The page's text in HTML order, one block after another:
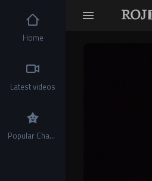
Home
Latest videos
Popular Channels